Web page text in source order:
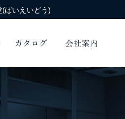
ばいえいどう)
カタログ 会社案内